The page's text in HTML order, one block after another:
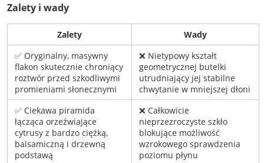
Zalety i wady
Zalety
Wady
✅ Oryginalny, masywny
flakon skutecznie chroniący
roztwór przed szkodliwymi
promieniami słonecznymi
❌ Nietypowy kształt
geometrycznej butelki
utrudniający jej stabilne
chwytanie w mniejszej dłoni
✅ Ciekawa piramida
łącząca orzeźwiające
cytrusy z bardzo ciężką,
balsamiczną i drzewną
podstawą
❌ Całkowicie
nieprzezroczyste szkło
blokujące możliwość
wzrokowego sprawdzenia
poziomu płynu